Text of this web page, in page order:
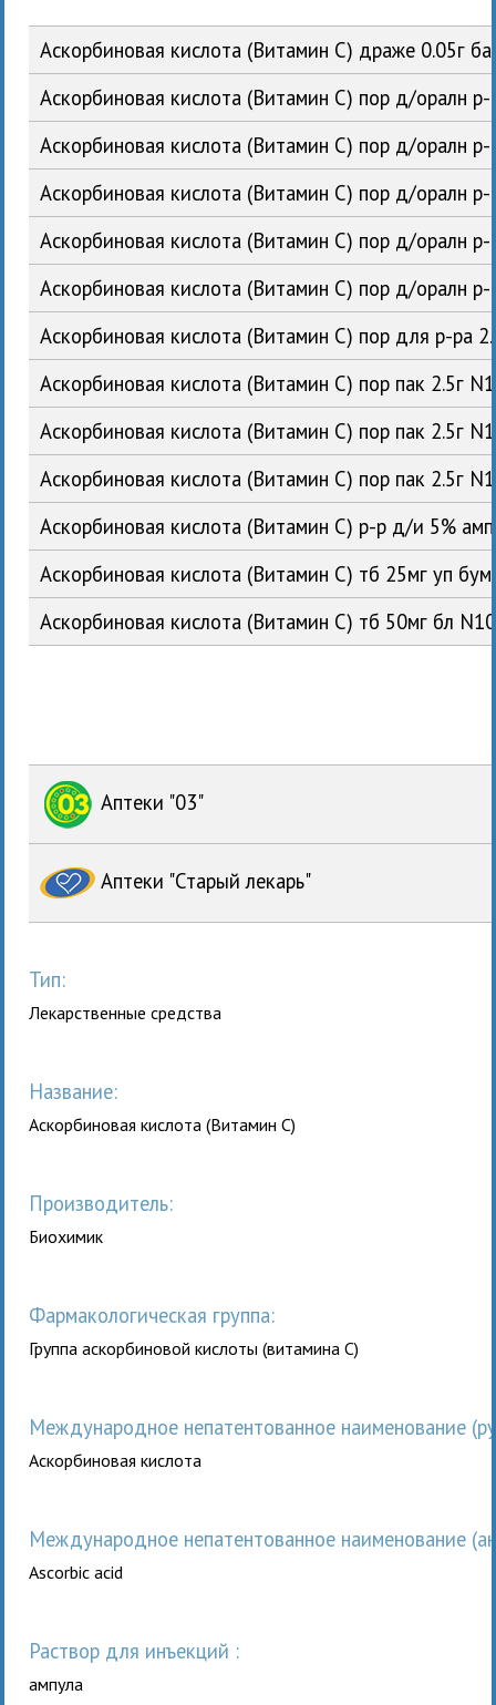
Аскорбиновая кислота (Витамин С) драже 0.05г
Аскорбиновая кислота (Витамин С) пор д/оралн
Аскорбиновая кислота (Витамин С) пор д/оралн
Аскорбиновая кислота (Витамин С) пор д/оралн
Аскорбиновая кислота (Витамин С) пор д/оралн
Аскорбиновая кислота (Витамин С) пор д/оралн
Аскорбиновая кислота (Витамин С) пор для р-
Аскорбиновая кислота (Витамин С) пор пак 2.5г
Аскорбиновая кислота (Витамин С) пор пак 2.5г
Аскорбиновая кислота (Витамин С) пор пак 2.5г
Аскорбиновая кислота (Витамин С) р-р д/и 5%
Аскорбиновая кислота (Витамин С) тб 25мг уп
Аскорбиновая кислота (Витамин С) тб 50мг бл
Аптеки "03"
Аптеки "Старый лекарь"
Тип:
Лекарственные средства
Название:
Аскорбиновая кислота (Витамин С)
Производитель:
Биохимик
Фармакологическая группа:
Группа аскорбиновой кислоты (витамина С)
Международное непатентованное наименование
Аскорбиновая кислота
Международное непатентованное наименование
Ascorbic acid
раствор для инъекций :
ампула